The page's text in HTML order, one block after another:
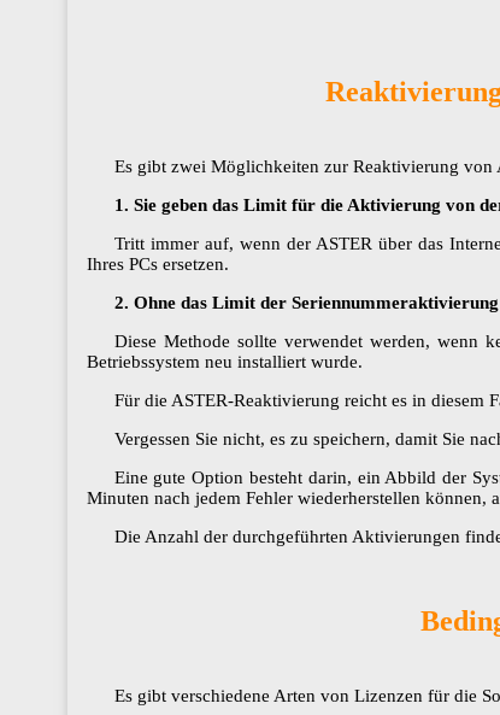
Es gibt zwei Möglichkeiten zur Reaktivierung von
1. Sie geben das Limit für die Aktivierung von
Tritt immer auf, wenn der ASTER über das
Ihres PCs ersetzen.
2. Ohne das Limit der Seriennummeraktivierung
Diese Methode sollte verwendet werden, wenn
Betriebssystem neu installiert​​​​​​​ wurde.
Für die ASTER-Reaktivierung reicht es in diesem
Vergessen Sie nicht, es zu speichern, damit Sie
Eine gute Option besteht darin, ein Abbild der
Minuten nach jedem Fehler wiederherstellen können,
Die Anzahl der durchgeführten Aktivierungen
Es gibt verschiedene Arten von Lizenzen für die